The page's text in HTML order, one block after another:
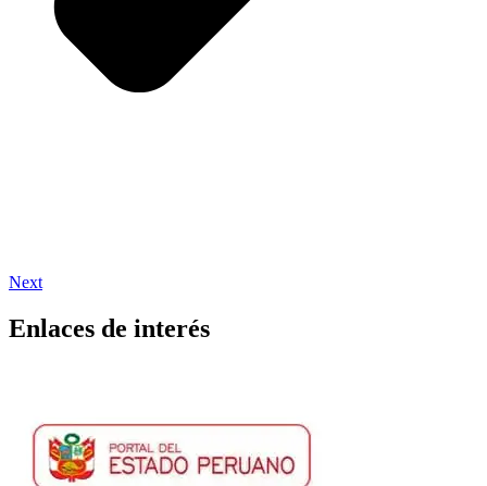
Next
Enlaces de interés